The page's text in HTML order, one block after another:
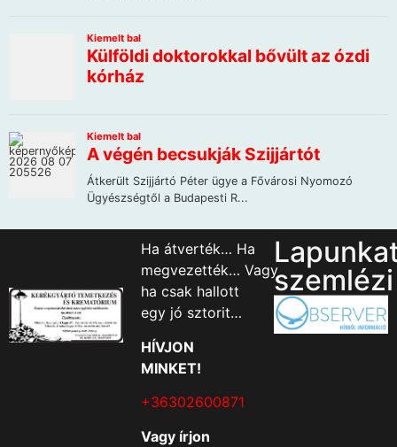
Ha átverték… Ha
megvezették… Vagy
ha csak hallott
egy jó sztorit…
HÍVJON
MINKET!
+36302600871
Vagy írjon
szemlézi